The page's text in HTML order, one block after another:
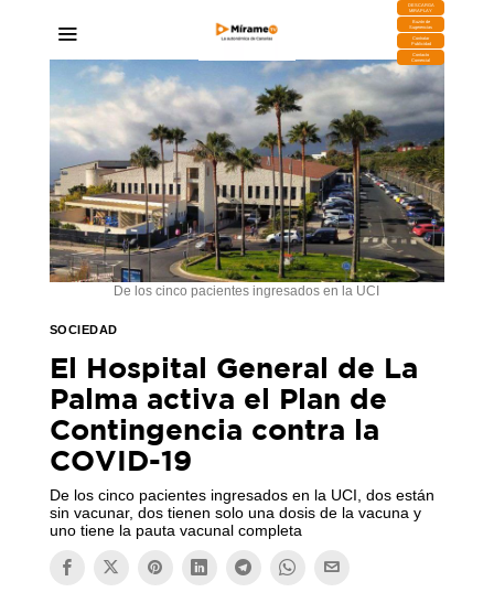
DESCARGA
MIRAPLAY
Buzón de
Sugerencias
Contratar
Publicidad
Contacto
Comercial
De los cinco pacientes ingresados en la UCI
SOCIEDAD
El Hospital General de La
Palma activa el Plan de
Contingencia contra la
COVID-19
De los cinco pacientes ingresados en la UCI, dos están
sin vacunar, dos tienen solo una dosis de la vacuna y
uno tiene la pauta vacunal completa